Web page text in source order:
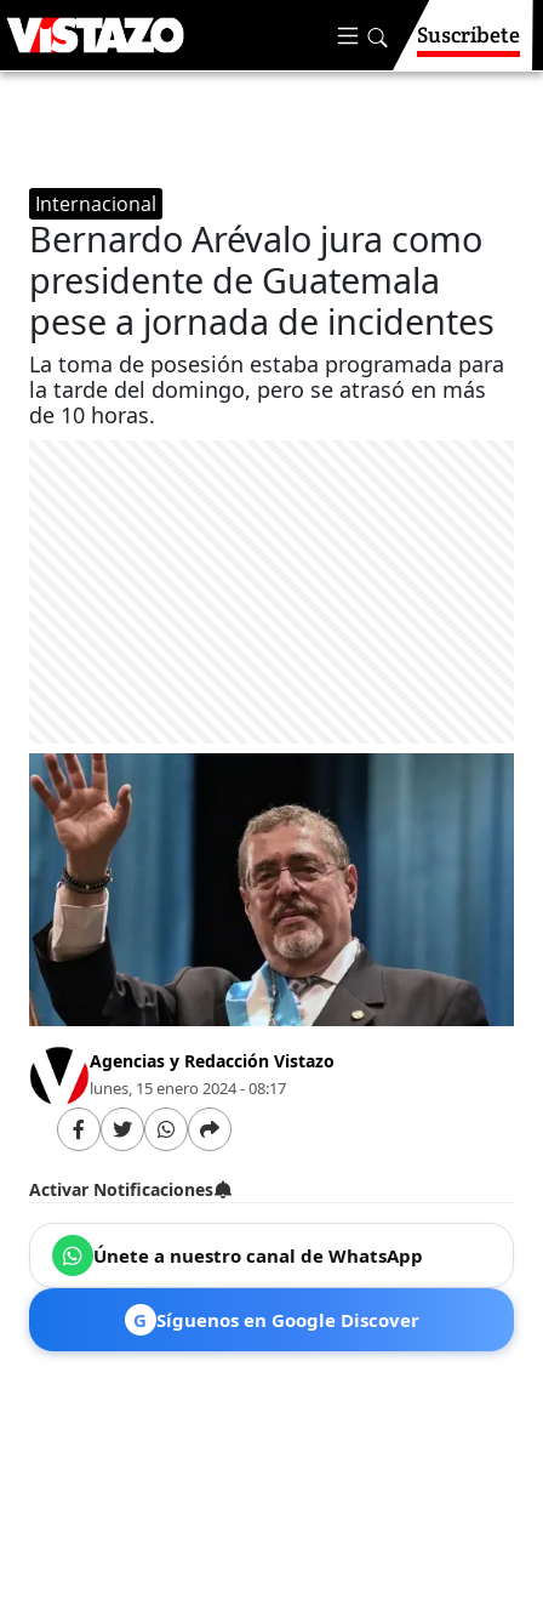
Suscríbete
Internacional
Bernardo Arévalo jura como
presidente de Guatemala
pese a jornada de incidentes
La toma de posesión estaba programada para
la tarde del domingo, pero se atrasó en más
de 10 horas.
Agencias y Redacción Vistazo
lunes, 15 enero 2024 - 08:17
Activar Notificaciones
Únete a nuestro canal de WhatsApp
G Síguenos en Google Discover